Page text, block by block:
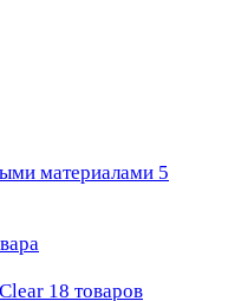
материалами 5
18 товаров